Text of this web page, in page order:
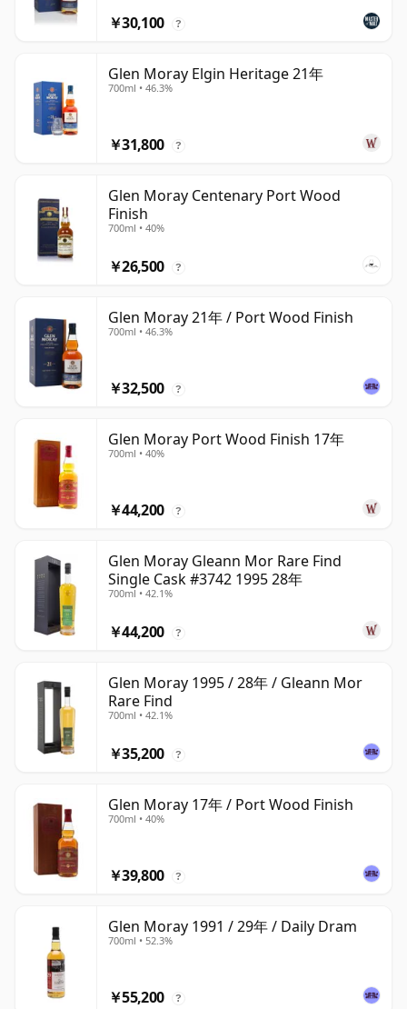
￥30,100 ?
Glen Moray Elgin Heritage 21年
700ml • 46.3%
￥31,800 ?
Glen Moray Centenary Port Wood
Finish
700ml • 40%
￥26,500 ?
Glen Moray 21年 / Port Wood Finish
700ml • 46.3%
￥32,500 ?
Glen Moray Port Wood Finish 17年
700ml • 40%
￥44,200 ?
Glen Moray Gleann Mor Rare Find
Single Cask #3742 1995 28年
700ml • 42.1%
￥44,200 ?
Glen Moray 1995 / 28年 / Gleann Mor
Rare Find
700ml • 42.1%
￥35,200 ?
Glen Moray 17年 / Port Wood Finish
700ml • 40%
￥39,800 ?
Glen Moray 1991 / 29年 / Daily Dram
700ml • 52.3%
￥55,200 ?